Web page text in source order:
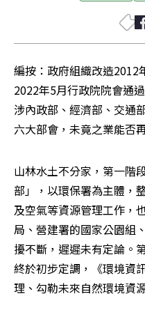
編按：政府組織改造2012
2022年5月行政院院會通過
涉內政部、經濟部、交通
六大部會，未竟之業能否
山林水土不分家，第一階
部」，以環保署為主體，
及空氣等資源管理工作，
局、營建署的國家公園
擾不斷，遲遲未有定論。
終於初步定調，《環境資
理、勾勒未來自然環境資